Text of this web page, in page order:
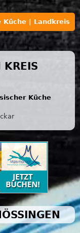
| Landkreis
KREIS
Küche